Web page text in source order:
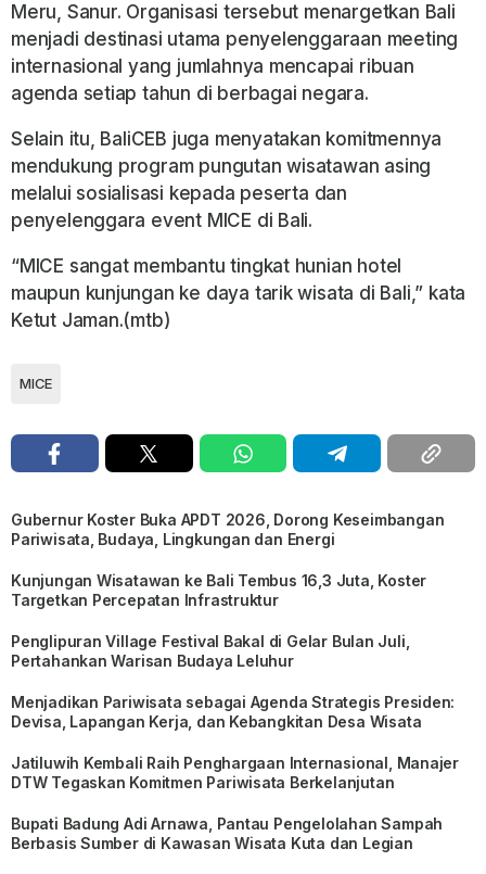
Meru, Sanur. Organisasi tersebut menargetkan Bali
menjadi destinasi utama penyelenggaraan meeting
internasional yang jumlahnya mencapai ribuan
agenda setiap tahun di berbagai negara.
Selain itu, BaliCEB juga menyatakan komitmennya
mendukung program pungutan wisatawan asing
melalui sosialisasi kepada peserta dan
penyelenggara event MICE di Bali.
“MICE sangat membantu tingkat hunian hotel
maupun kunjungan ke daya tarik wisata di Bali,” kata
Ketut Jaman.(mtb)
MICE
Gubernur Koster Buka APDT 2026, Dorong Keseimbangan
Pariwisata, Budaya, Lingkungan dan Energi
Kunjungan Wisatawan ke Bali Tembus 16,3 Juta, Koster
Targetkan Percepatan Infrastruktur
Penglipuran Village Festival Bakal di Gelar Bulan Juli,
Pertahankan Warisan Budaya Leluhur
Menjadikan Pariwisata sebagai Agenda Strategis Presiden:
Devisa, Lapangan Kerja, dan Kebangkitan Desa Wisata
Jatiluwih Kembali Raih Penghargaan Internasional, Manajer
DTW Tegaskan Komitmen Pariwisata Berkelanjutan
Bupati Badung Adi Arnawa, Pantau Pengelolahan Sampah
Berbasis Sumber di Kawasan Wisata Kuta dan Legian